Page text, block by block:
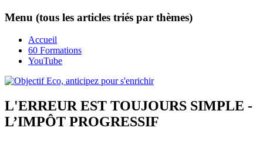
Menu (tous les articles triés par thèmes)
Accueil
60 Formations
YouTube
L'ERREUR EST TOUJOURS SIMPLE -
L’IMPÔT PROGRESSIF